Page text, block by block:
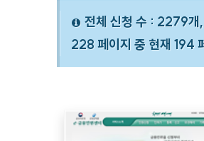
전체 신청 수 : 2279개
228 페이지 중 현재 194